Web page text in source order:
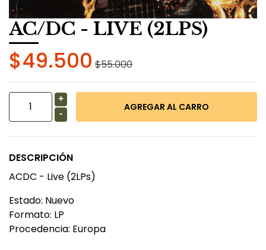
AC/DC - LIVE (2LPS)
$49.500 $55.000
+
-
DESCRIPCIÓN
ACDC - Live (2LPs)
Estado: Nuevo
Formato: LP
Procedencia: Europa